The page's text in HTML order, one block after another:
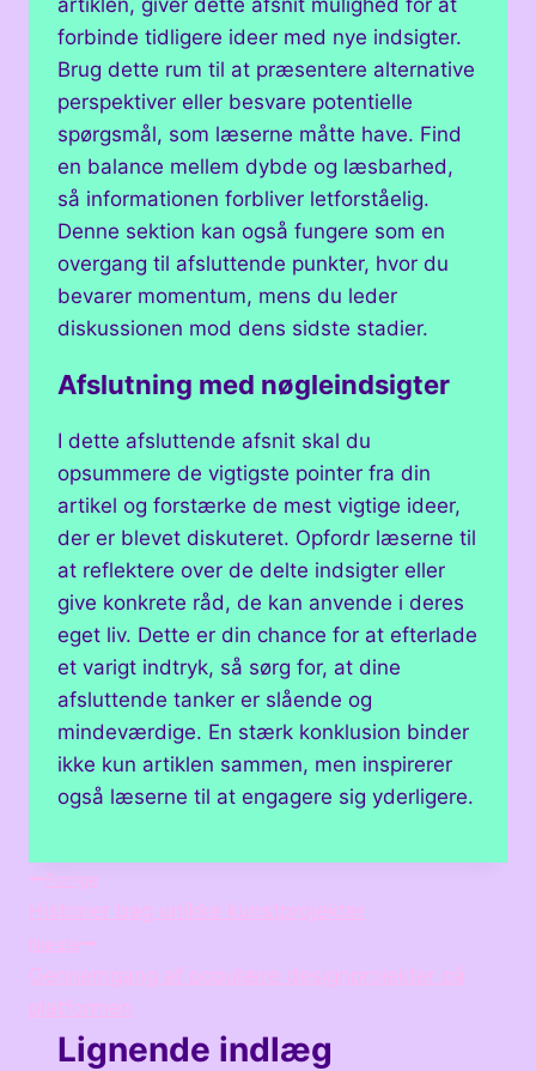
forbinde tidligere ideer med nye indsigter.
Brug dette rum til at præsentere alternative
perspektiver eller besvare potentielle
spørgsmål, som læserne måtte have. Find
en balance mellem dybde og læsbarhed,
så informationen forbliver letforståelig.
Denne sektion kan også fungere som en
overgang til afsluttende punkter, hvor du
bevarer momentum, mens du leder
diskussionen mod dens sidste stadier.
Afslutning med nøgleindsigter
I dette afsluttende afsnit skal du
opsummere de vigtigste pointer fra din
artikel og forstærke de mest vigtige ideer,
der er blevet diskuteret. Opfordr læserne til
at reflektere over de delte indsigter eller
give konkrete råd, de kan anvende i deres
eget liv. Dette er din chance for at efterlade
et varigt indtryk, så sørg for, at dine
afsluttende tanker er slående og
mindeværdige. En stærk konklusion binder
ikke kun artiklen sammen, men inspirerer
også læserne til at engagere sig yderligere.
Indlægsnavigation
Forrige
Historier bag unikke kunstprojekter
Næste
Gennemgang af populære designprojekter på
platformen
Lignende indlæg